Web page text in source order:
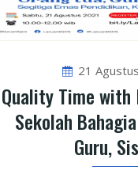
21
Quality Time with
Sekolah
Guru,